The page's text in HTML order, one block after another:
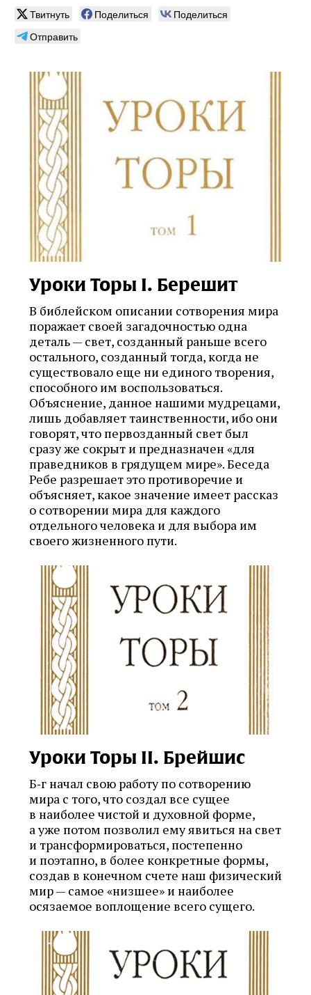
Твитнуть Поделиться
Поделиться
Отправить
Уроки Торы I. Берешит
В библейском описании сотворения мира
поражает своей загадочностью одна
деталь — свет, созданный раньше всего
остального, созданный тогда, когда не
существовало еще ни единого творения,
способного им воспользоваться.
Объяснение, данное нашими мудрецами,
лишь добавляет таинственности, ибо они
говорят, что первозданный свет был
сразу же сокрыт и предназначен «для
праведников в грядущем мире». Беседа
Ребе разрешает это противоречие и
объясняет, какое значение имеет рассказ
о сотворении мира для каждого
отдельного человека и для выбора им
своего жизненного пути.
Уроки Торы II. Брейшис
Б‑г начал свою работу по сотворению
мира с того, что создал все сущее
в наиболее чистой и духовной форме,
а уже потом позволил ему явиться на свет
и трансформироваться, постепенно
и поэтапно, в более конкретные формы,
создав в конечном счете наш физический
мир — самое «низшее» и наиболее
осязаемое воплощение всего сущего.